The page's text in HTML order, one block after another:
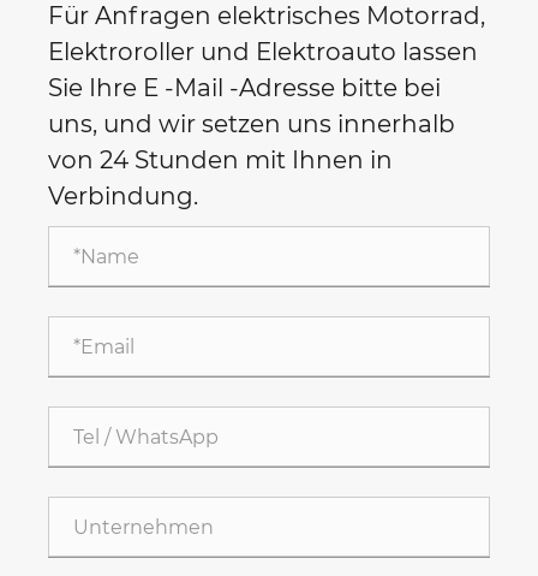
Für Anfragen elektrisches Motorrad,
Elektroroller und Elektroauto lassen
Sie Ihre E -Mail -Adresse bitte bei
uns, und wir setzen uns innerhalb
von 24 Stunden mit Ihnen in
Verbindung.